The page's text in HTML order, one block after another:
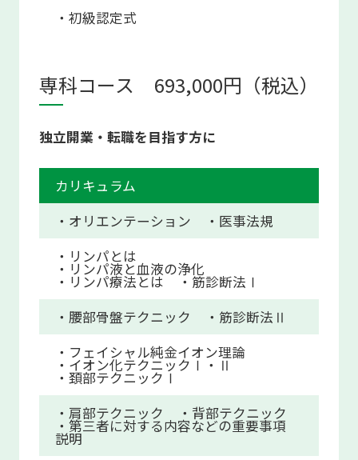
・初級認定式
専科コース 693,000円（税込）
独立開業・転職を目指す方に
カリキュラム
・オリエンテーション
・医事法規
・リンパとは
・リンパ液と血液の浄化
・リンパ療法とは
・筋診断法Ⅰ
・腰部骨盤テクニック
・筋診断法Ⅱ
・フェイシャル純金イオン理論
・イオン化テクニックⅠ・Ⅱ
・頚部テクニックⅠ
・肩部テクニック
・背部テクニック
・第三者に対する内容などの重要事項
説明